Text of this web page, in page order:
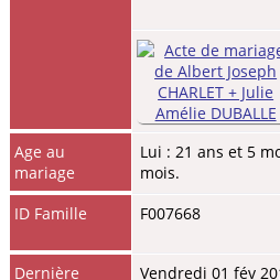
Age au
mariage
Lui : 21 ans et 5
mois.
ID Famille
F007668
Dernière
Vendredi 01 fév